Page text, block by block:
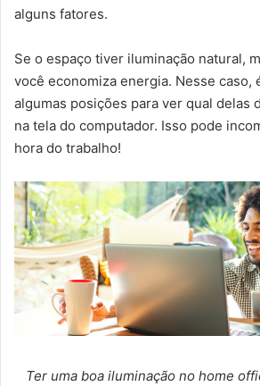
alguns fatores.
Se o espaço tiver iluminação natural,
você economiza energia. Nesse caso,
algumas posições para ver qual delas
na tela do computador. Isso pode
hora do trabalho!
Ter uma boa iluminação no home